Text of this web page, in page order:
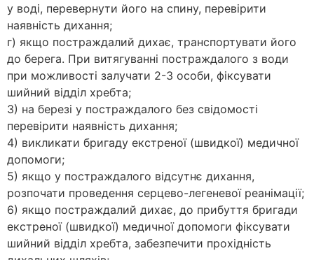
у воді, перевернути його на спину, перевірити
наявність дихання;
г) якщо постраждалий дихає, транспортувати його
до берега. При витягуванні постраждалого з води
при можливості залучати 2-3 особи, фіксувати
шийний відділ хребта;
3) на березі у постраждалого без свідомості
перевірити наявність дихання;
4) викликати бригаду екстреної (швидкої) медичної
допомоги;
5) якщо у постраждалого відсутнє дихання,
розпочати проведення серцево-легеневої реанімації;
6) якщо постраждалий дихає, до прибуття бригади
екстреної (швидкої) медичної допомоги фіксувати
шийний відділ хребта, забезпечити прохідність